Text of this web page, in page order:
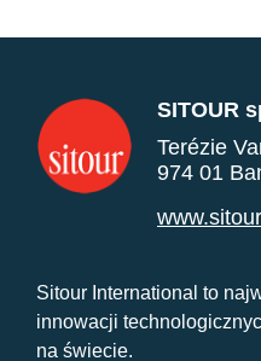
SITOUR
Terézie
974 01
Sitour International to
innowacji
na świecie.